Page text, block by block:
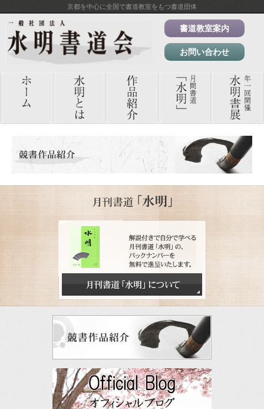
京都を中心に全国で書道教室をもつ書道団体
書道教室案内
お問い合わせ